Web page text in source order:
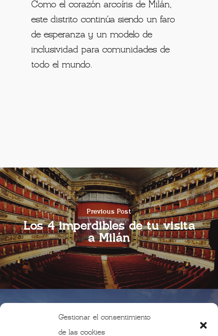
Gestionar el consentimiento
de las cookies
Como el corazón arcoíris de Milán,
este distrito continúa siendo un faro
de esperanza y un modelo de
inclusividad para comunidades de
todo el mundo.
Previous Post
Los 4 imperdibles de tu visita
a Milán